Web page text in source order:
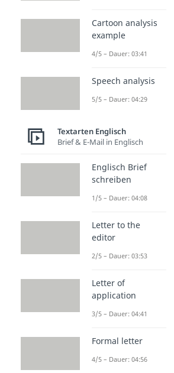
weiterhelfen.
bekanntesten
dasSkimmen
überfliegen)
Gliedernkann
Skimming
zur
Beim
nicht, worum es
Du suchst also
Informationen
.
Cartoon analysis
example
4/5 – Dauer: 03:41
Speech analysis
5/5 – Dauer: 04:29
Textarten Englisch
Brief & E-Mail in Englisch
Englisch Brief
schreiben
1/5 – Dauer: 04:08
Letter to the
editor
2/5 – Dauer: 03:53
Letter of
application
3/5 – Dauer: 04:41
Formal letter
4/5 – Dauer: 04:56